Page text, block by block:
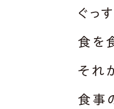
ぐっ
食を
それ
食事